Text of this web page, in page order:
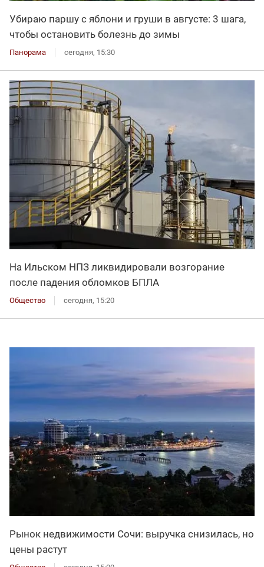
Убираю паршу с яблони и груши в августе: 3 шага,
чтобы остановить болезнь до зимы
Панорама сегодня, 15:30
На Ильском НПЗ ликвидировали возгорание
после падения обломков БПЛА
Общество сегодня, 15:20
Рынок недвижимости Сочи: выручка снизилась, но
цены растут